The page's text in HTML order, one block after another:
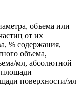
объема или
от их
% содержания,
объема,
мл, абсолютной
поверхности/мл